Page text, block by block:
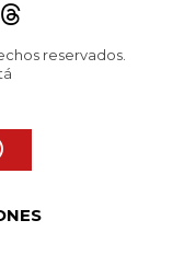
reservados.